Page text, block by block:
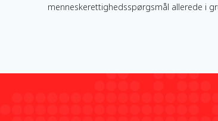
menneskerettighedsspørgsmål allerede i